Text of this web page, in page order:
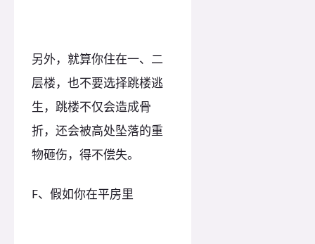
另外，就算你住在一、二
层楼，也不要选择跳楼逃
生，跳楼不仅会造成骨
折，还会被高处坠落的重
物砸伤，得不偿失。
F、假如你在平房里